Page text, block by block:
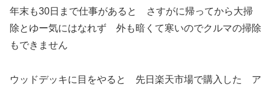
年末も30日まで仕事があると さすがに帰ってから大掃
除とゆー気にはなれず 外も暗くて寒いのでクルマの掃除
もできません
ウッドデッキに目をやると 先日楽天市場で購入した ア